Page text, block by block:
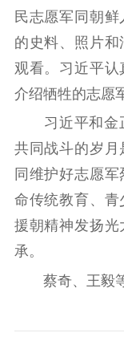
民志愿军同朝
的史料、照片
观看。习近平
介绍牺牲的志愿
习近平和金正
共同战斗的岁
同维护好志愿
命传统教育、
援朝精神发扬
承。
蔡奇、王毅等